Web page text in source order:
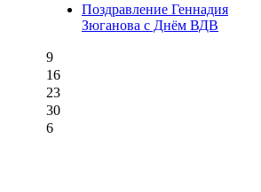
Поздравление Геннадия
Зюганова с Днём ВДВ
9
16
23
30
6